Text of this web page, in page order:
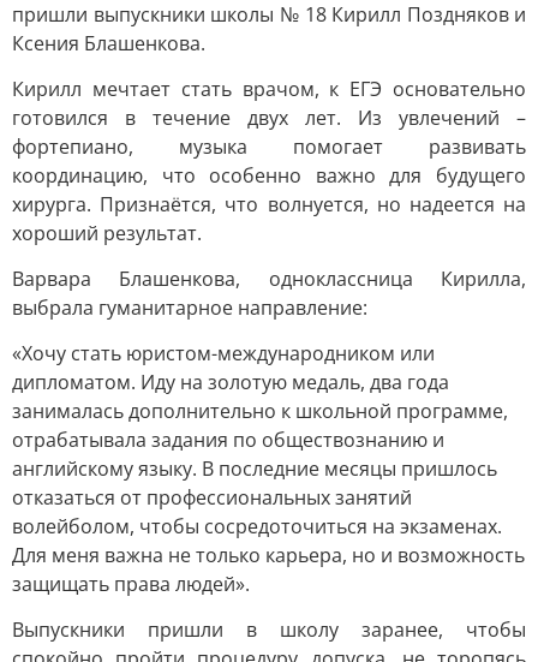
пришли выпускники школы № 18 Кирилл Поздняков и
Ксения Блашенкова.
Кирилл мечтает стать врачом, к ЕГЭ основательно
готовился в течение двух лет. Из увлечений –
фортепиано, музыка помогает развивать
координацию, что особенно важно для будущего
хирурга. Признаётся, что волнуется, но надеется на
хороший результат.
Варвара Блашенкова, одноклассница Кирилла,
выбрала гуманитарное направление:
«Хочу стать юристом-международником или
дипломатом. Иду на золотую медаль, два года
занималась дополнительно к школьной программе,
отрабатывала задания по обществознанию и
английскому языку. В последние месяцы пришлось
отказаться от профессиональных занятий
волейболом, чтобы сосредоточиться на экзаменах.
Для меня важна не только карьера, но и возможность
защищать права людей».
Выпускники пришли в школу заранее, чтобы